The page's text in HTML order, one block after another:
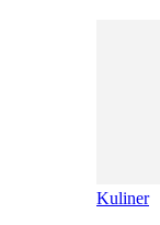
Kuliner